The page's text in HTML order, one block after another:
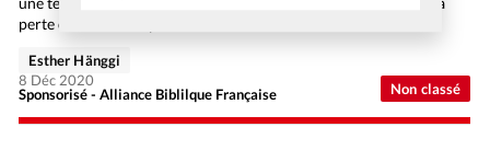
Non classé
perte de toutes ces précieuses données, et la Bible…
Sponsorisé - Alliance Biblilque Française
Esther Hänggi
8 Déc 2020